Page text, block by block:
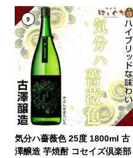
9
気分ハ薔薇色 25度 1800ml 古
澤醸造 芋焼酎 コセイズ倶楽部